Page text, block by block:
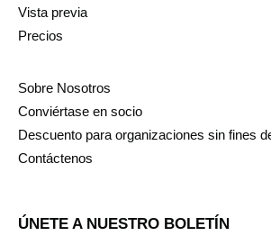
Vista previa
Precios
Sobre Nosotros
Conviértase en socio
Descuento para organizaciones sin fines
Contáctenos
ÚNETE A NUESTRO BOLETÍN